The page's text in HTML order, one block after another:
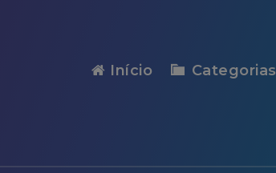
Início Categorias